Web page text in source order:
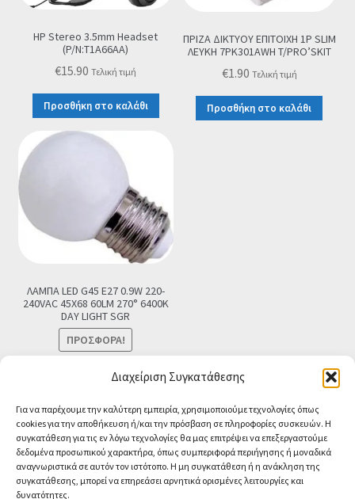
Διαχείριση Συγκατάθεσης
Για να παρέχουμε την καλύτερη εμπειρία, χρησιμοποιούμε τεχνολογίες όπως
cookies για την αποθήκευση ή/και την πρόσβαση σε πληροφορίες συσκευών. Η
συγκατάθεση για τις εν λόγω τεχνολογίες θα μας επιτρέψει να επεξεργαστούμε
δεδομένα προσωπικού χαρακτήρα, όπως συμπεριφορά περιήγησης ή μοναδικά
αναγνωριστικά σε αυτόν τον ιστότοπο. Η μη συγκατάθεση ή η ανάκληση της
συγκατάθεσης, μπορεί να επηρεάσει αρνητικά ορισμένες λειτουργίες και
δυνατότητες.
HP Stereo 3.5mm Headset
(P/N:T1A66AA)
€15.90 Τελική τιμή
Προσθήκη στο καλάθι
ΠΡΙΖΑ ΔΙΚΤΥΟΥ ΕΠΙΤΟΙΧΗ 1P SLIM
ΛΕΥΚΗ 7PK301AWH T/PRO’SKIT
€1.90 Τελική τιμή
Προσθήκη στο καλάθι
ΛΑΜΠΑ LED G45 E27 0.9W 220-
240VAC 45X68 60LM 270° 6400K
DAY LIGHT SGR
ΠΡΟΣΦΟΡΆ!
Original
was:
€2.90.
Η
τιμή
είναι:
€0.99.
Τελική τιμή
Προσθήκη στο καλάθι